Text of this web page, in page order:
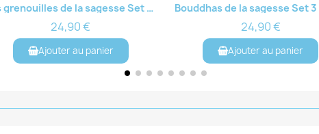
Aperçu rapide Les grenouilles de la sagesse Set 3 pièces
24,90 €
Ajouter au panier
Aperçu rapide
24,90 €
Ajouter au panier